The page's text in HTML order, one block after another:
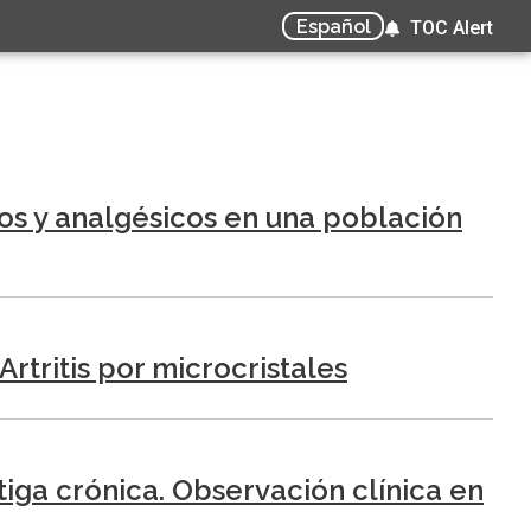
Español TOC Alert
y analgésicos en una población
por microcristales
crónica. Observación clínica en